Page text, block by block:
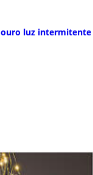
ouro luz intermitente